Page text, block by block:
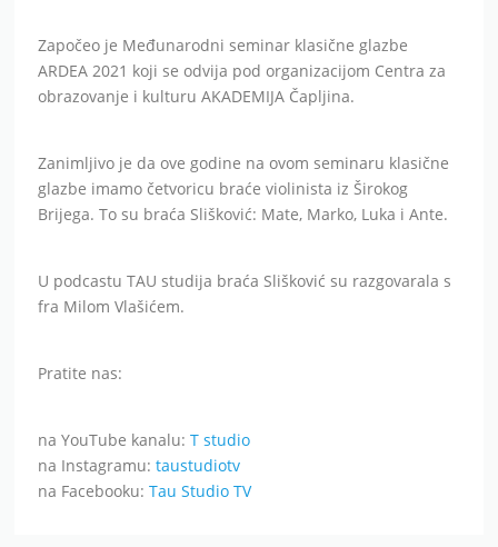
Započeo je Međunarodni seminar klasične glazbe
ARDEA 2021 koji se odvija pod organizacijom Centra za
obrazovanje i kulturu AKADEMIJA Čapljina.
Zanimljivo je da ove godine na ovom seminaru klasične
glazbe imamo četvoricu braće violinista iz Širokog
Brijega. To su braća Slišković: Mate, Marko, Luka i Ante.
U podcastu TAU studija braća Slišković su razgovarala s
fra Milom Vlašićem.
Pratite nas:
na YouTube kanalu:T studio
na Instagramu:taustudiotv
na Facebooku:Tau Studio TV